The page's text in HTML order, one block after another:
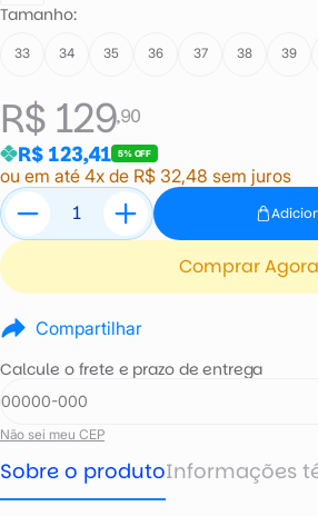
R$ 129,90
R$ 123,41 5% OFF
ou em até 4x de R$ 32,48 sem juros
Tamanho:
33 34 35 36 37 38 39
Comprar Agora
Compartilhar
Calcule o frete e prazo de entrega
Não sei meu CEP
Sobre o produtoInformações